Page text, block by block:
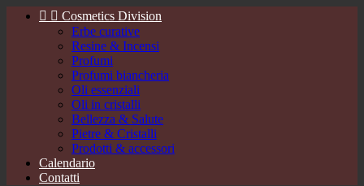
  Cosmetics Division
Erbe curative
Resine & Incensi
Profumi
Profumi biancheria
Oli essenziali
Oli in cristalli
Bellezza & Salute
Pietre & Cristalli
Prodotti & accessori
Calendario
Contatti